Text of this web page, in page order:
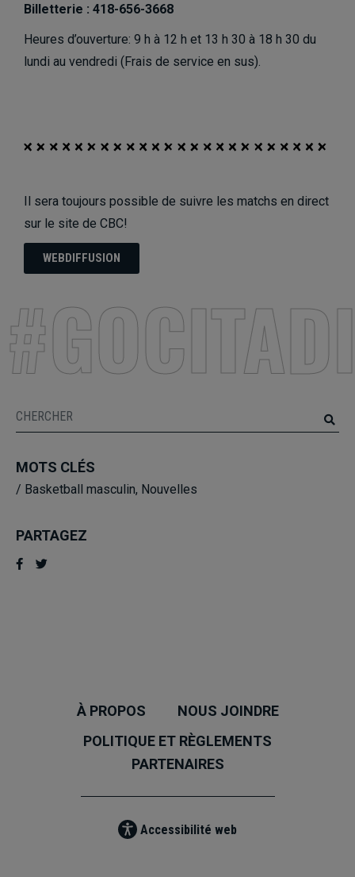
Billetterie : 418-656-3668
Heures d’ouverture: 9 h à 12 h et 13 h 30 à 18 h 30 du
lundi au vendredi (Frais de service en sus).
Il sera toujours possible de suivre les matchs en direct
sur le site de CBC!
WEBDIFFUSION
MOTS CLÉS
/ Basketball masculin, Nouvelles
PARTAGEZ
À PROPOS
NOUS JOINDRE
POLITIQUE ET RÈGLEMENTS
PARTENAIRES
Accessibilité web